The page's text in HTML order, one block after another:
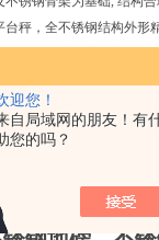
迎您！
自局域网的朋友！有
您的吗？
秤，全不锈钢结构外
将四支高精度紧密型剪
称重
15,000，精確穩定